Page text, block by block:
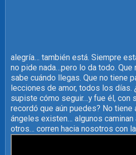
alegría… también está. Siempre
no pide nada…pero lo da todo. Que
sabe cuándo llegas. Que no tiene
lecciones de amor, todos los días.
supiste cómo seguir…y fue él, con
recordó que aún puedes? No tiene
ángeles existen… algunos caminan
otros… corren hacia nosotros con